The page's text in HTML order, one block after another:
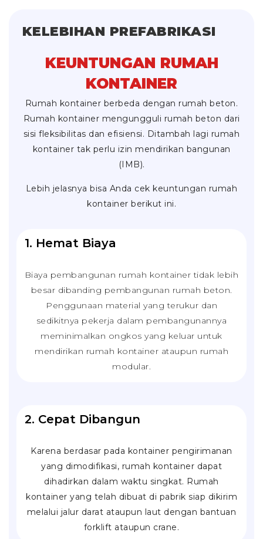
KELEBIHAN PREFABRIKASI
KEUNTUNGAN RUMAH
KONTAINER
Rumah kontainer berbeda dengan rumah beton.
Rumah kontainer mengungguli rumah beton dari
sisi fleksibilitas dan efisiensi. Ditambah lagi rumah
kontainer tak perlu izin mendirikan bangunan
(IMB).
Lebih jelasnya bisa Anda cek keuntungan rumah
kontainer berikut ini.
1. Hemat Biaya
Biaya pembangunan rumah kontainer tidak lebih
besar dibanding pembangunan rumah beton.
Penggunaan material yang terukur dan
sedikitnya pekerja dalam pembangunannya
meminimalkan ongkos yang keluar untuk
mendirikan rumah kontainer ataupun rumah
modular.
2. Cepat Dibangun
Karena berdasar pada kontainer pengirimanan
yang dimodifikasi, rumah kontainer dapat
dihadirkan dalam waktu singkat. Rumah
kontainer yang telah dibuat di pabrik siap dikirim
melalui jalur darat ataupun laut dengan bantuan
forklift ataupun crane.